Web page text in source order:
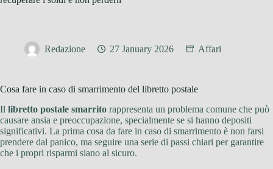
Redazione 27 January 2026 Affari
Cosa fare in caso di smarrimento del libretto postale
Il libretto postale smarrito rappresenta un problema comune che può
causare ansia e preoccupazione, specialmente se si hanno depositi
significativi. La prima cosa da fare in caso di smarrimento è non farsi
prendere dal panico, ma seguire una serie di passi chiari per garantire
che i propri risparmi siano al sicuro.